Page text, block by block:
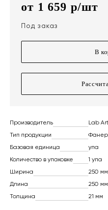
от 1 659 р/шт
Под заказ
В
Производитель
Lab
Тип продукции
Базовая единица
упа
Количество в упаковке
1 упа
Ширина
250 мм
Длина
250 мм
Толщина
21 мм